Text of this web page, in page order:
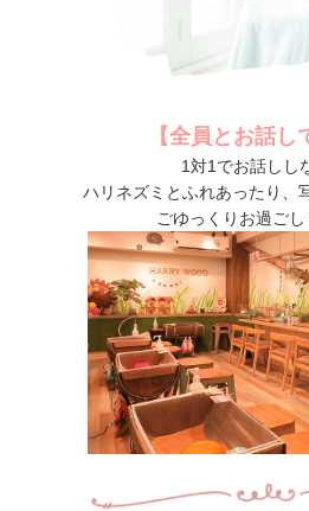
【全員とお話し
1対1でお話しし
ハリネズミとふれあったり、
ごゆっくりお過ご